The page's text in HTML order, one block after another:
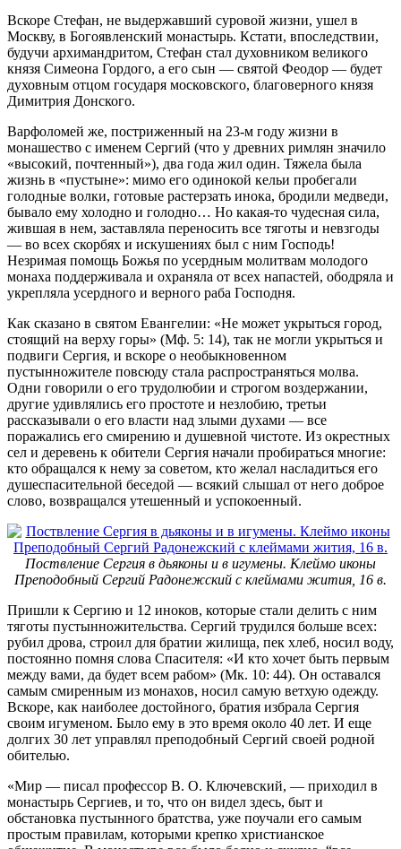
Вскоре Стефан, не выдержавший суровой жизни, ушел в
Москву, в Богоявленский монастырь. Кстати, впоследствии,
будучи архимандритом, Стефан стал духовником великого
князя Симеона Гордого, а его сын — святой Феодор — будет
духовным отцом государя московского, благоверного князя
Димитрия Донского.
Варфоломей же, постриженный на 23-м году жизни в
монашество с именем Сергий (что у древних римлян значило
«высокий, почтенный»), два года жил один. Тяжела была
жизнь в «пустыне»: мимо его одинокой кельи пробегали
голодные волки, готовые растерзать инока, бродили медведи,
бывало ему холодно и голодно… Но какая-то чудесная сила,
жившая в нем, заставляла переносить все тяготы и невзгоды
— во всех скорбях и искушениях был с ним Господь!
Незримая помощь Божья по усердным молитвам молодого
монаха поддерживала и охраняла от всех напастей, ободряла и
укрепляла усердного и верного раба Господня.
Как сказано в святом Евангелии: «Не может укрыться город,
стоящий на верху горы» (Мф. 5: 14), так не могли укрыться и
подвиги Сергия, и вскоре о необыкновенном
пустынножителе повсюду стала распространяться молва.
Одни говорили о его трудолюбии и строгом воздержании,
другие удивлялись его простоте и незлобию, третьи
рассказывали о его власти над злыми духами — все
поражались его смирению и душевной чистоте. Из окрестных
сел и деревень к обители Сергия начали пробираться многие:
кто обращался к нему за советом, кто желал насладиться его
душеспасительной беседой — всякий слышал от него доброе
слово, возвращался утешенный и успокоенный.
Поствление Сергия в дьяконы и в игумены. Клеймо иконы
Преподобный Сергий Радонежский с клеймами жития, 16 в.
Пришли к Сергию и 12 иноков, которые стали делить с ним
тяготы пустынножительства. Сергий трудился больше всех:
рубил дрова, строил для братии жилища, пек хлеб, носил воду,
постоянно помня слова Спасителя: «И кто хочет быть первым
между вами, да будет всем рабом» (Мк. 10: 44). Он оставался
самым смиренным из монахов, носил самую ветхую одежду.
Вскоре, как наиболее достойного, братия избрала Сергия
своим игуменом. Было ему в это время около 40 лет. И еще
долгих 30 лет управлял преподобный Сергий своей родной
обителью.
«Мир — писал профессор В. О. Ключевский, — приходил в
монастырь Сергиев, и то, что он видел здесь, быт и
обстановка пустынного братства, уже поучали его самым
простым правилам, которыми крепко христианское